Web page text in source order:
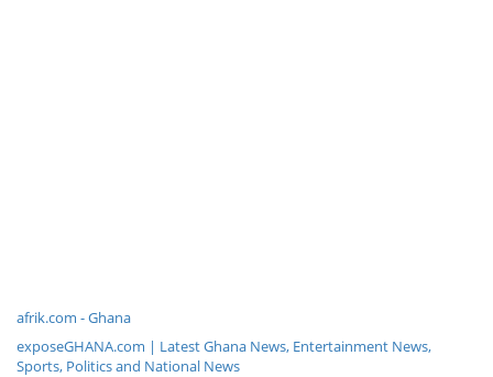
afrik.com - Ghana
exposeGHANA.com | Latest Ghana News, Entertainment News,
Sports, Politics and National News